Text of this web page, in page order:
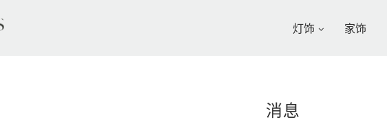
灯饰 家饰
消息